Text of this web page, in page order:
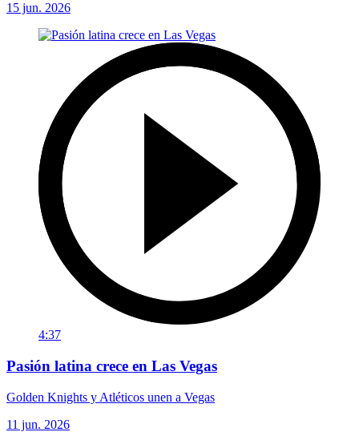
15 jun. 2026
4:37
Pasión latina crece en Las Vegas
Golden Knights y Atléticos unen a Vegas
11 jun. 2026